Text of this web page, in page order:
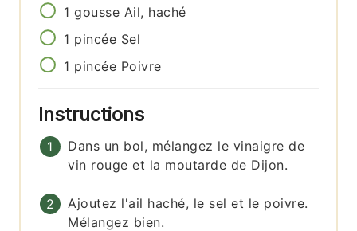
1 gousse Ail, haché
1 pincée Sel
1 pincée Poivre
Instructions
Dans un bol, mélangez le vinaigre de
vin rouge et la moutarde de Dijon.
Ajoutez l'ail haché, le sel et le poivre.
Mélangez bien.